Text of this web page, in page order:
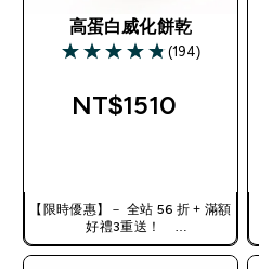
高蛋白威化餅乾
4.84 out of 5 stars
(194)
NT$1510‎
【限時優惠】－ 全站 56 折 + 滿額
好禮3重送！
使用優惠碼，獲得額外折扣：